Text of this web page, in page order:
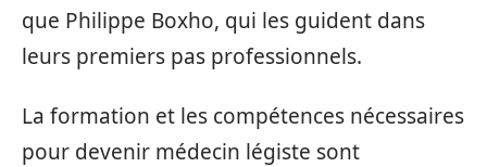
que Philippe Boxho, qui les guident dans
leurs premiers pas professionnels.
La formation et les compétences nécessaires
pour devenir médecin légiste sont